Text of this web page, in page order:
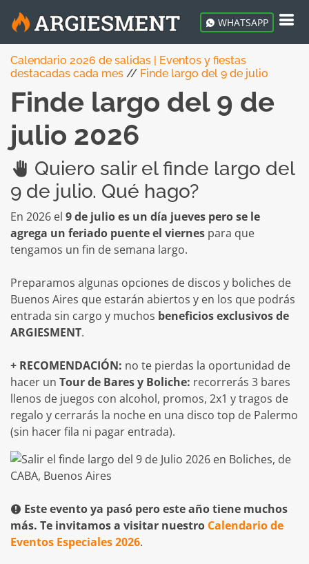
WHATSAPP
Calendario 2026 de salidas | Eventos y fiestas
destacadas cada mes // Finde largo del 9 de julio
Finde largo del 9 de
julio 2026
Quiero salir el finde largo del
9 de julio. Qué hago?
En 2026 el 9 de julio es un día jueves pero se le
agrega un feriado puente el viernes para que
tengamos un fin de semana largo.
Preparamos algunas opciones de discos y boliches de
Buenos Aires que estarán abiertos y en los que podrás
entrada sin cargo y muchos beneficios exclusivos de
ARGIESMENT.
+ RECOMENDACIÓN: no te pierdas la oportunidad de
hacer un Tour de Bares y Boliche: recorrerás 3 bares
llenos de juegos con alcohol, promos, 2x1 y tragos de
regalo y cerrarás la noche en una disco top de Palermo
(sin hacer fila ni pagar entrada).
Este evento ya pasó pero este año tiene muchos
más. Te invitamos a visitar nuestro Calendario de
Eventos Especiales 2026.